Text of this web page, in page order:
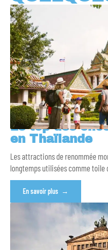
Le top des
en Thaïlande
Les attractions de renommée
longtemps utilisées comme toile
En savoir plus